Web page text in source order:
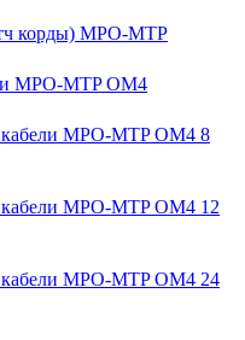
корды) MPO-MTP
MPO-MTP OM4
MPO-MTP OM4 8
MPO-MTP OM4 12
MPO-MTP OM4 24